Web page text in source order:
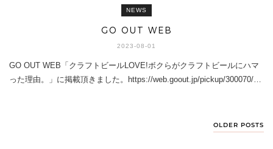
NEWS
GO OUT WEB
2023-08-01
GO OUT WEB「クラフトビールLOVE!ボクらがクラフトビールにハマ
った理由。」に掲載頂きました。https://web.goout.jp/pickup/300070/…
OLDER POSTS